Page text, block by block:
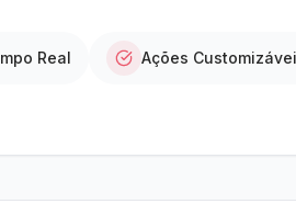
Real Ações